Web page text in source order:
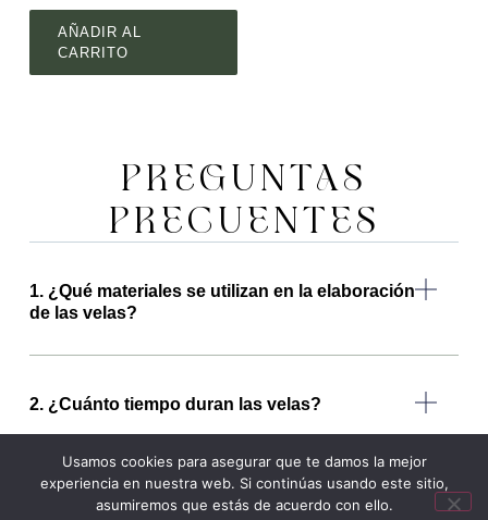
AÑADIR AL
CARRITO
PREGUNTAS
PRECUENTES
1. ¿Qué materiales se utilizan en la elaboración
de las velas?
2. ¿Cuánto tiempo duran las velas?
3. ¿Puedo personalizar mi vela?
Usamos cookies para asegurar que te damos la mejor
experiencia en nuestra web. Si continúas usando este sitio,
asumiremos que estás de acuerdo con ello.